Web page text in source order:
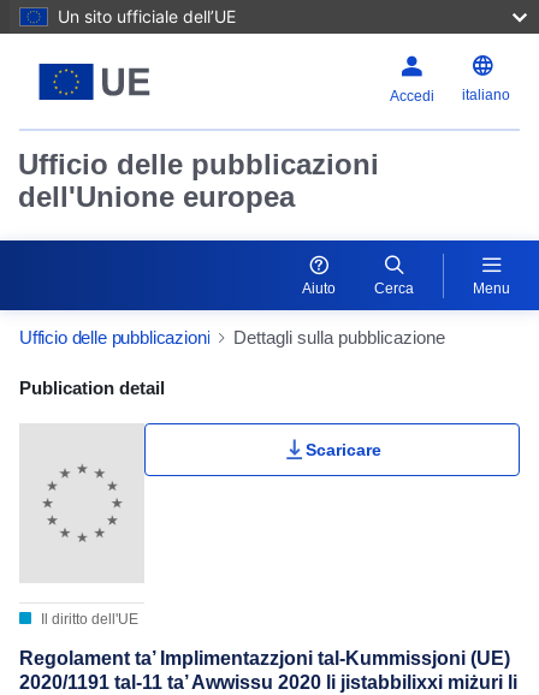
Un sito ufficiale dell’UE
Accedi italiano
Ufficio delle pubblicazioni
dell'Unione europea
Aiuto Cerca Menu
Ufficio delle pubblicazioni Dettagli sulla pubblicazione
Publication Detail Actions Portlet
Publication detail
Il diritto dell'UE
Scaricare
Regolament ta’ Implimentazzjoni tal-Kummissjoni (UE)
2020/1191 tal-11 ta’ Awwissu 2020 li jistabbilixxi miżuri li